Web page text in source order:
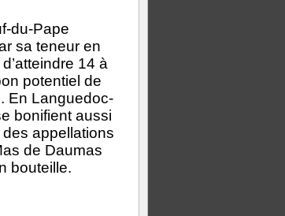
du-Pape
sa teneur en
14 à
potentiel de
En Languedoc-
bonifient aussi
appellations
de Daumas
bouteille.